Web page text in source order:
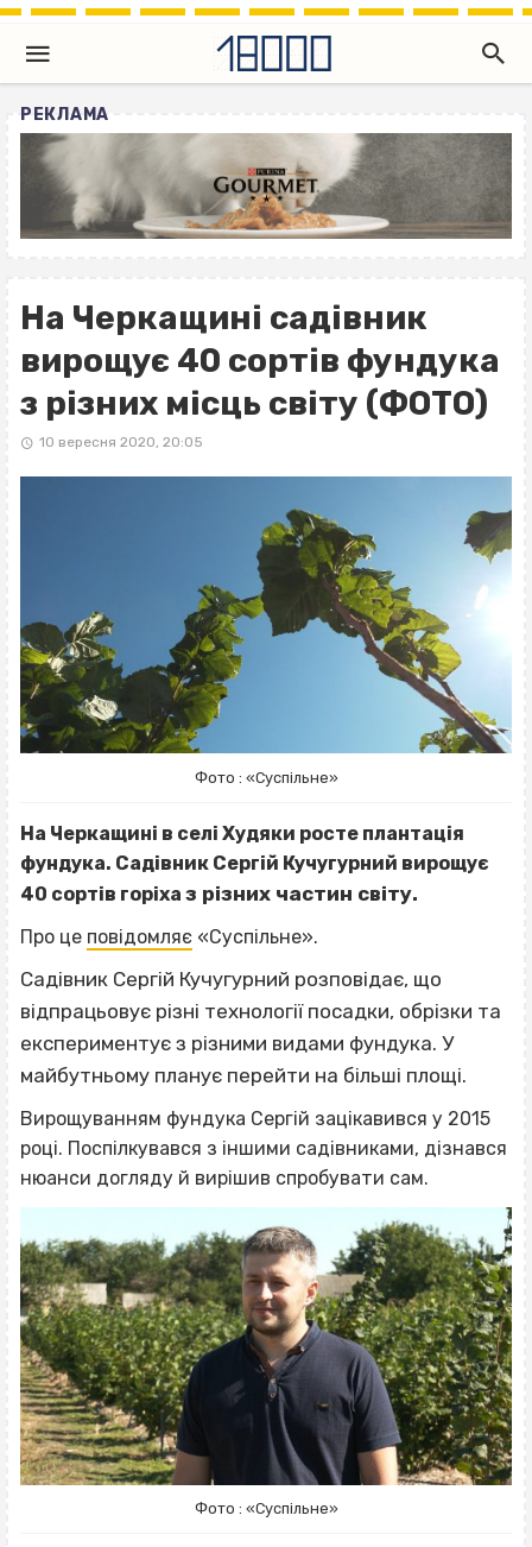
РЕКЛАМА
На Черкащині садівник
вирощує 40 сортів фундука
з різних місць світу (ФОТО)
10 вересня 2020, 20:05
Фото : «Суспільне»
На Черкащині в селі Худяки росте плантація
фундука. Садівник Сергій Кучугурний вирощує
40 сортів горіха з різних частин світу.
Про це повідомляє «Суспільне».
Садівник Сергій Кучугурний розповідає, що
відпрацьовує різні технології посадки, обрізки та
експериментує з різними видами фундука. У
майбутньому планує перейти на більші площі.
Вирощуванням фундука Сергій зацікавився у 2015
році. Поспілкувався з іншими садівниками, дізнався
нюанси догляду й вирішив спробувати сам.
Фото : «Суспільне»